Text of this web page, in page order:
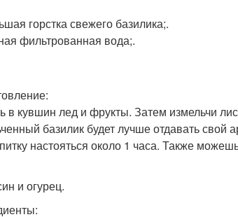
горстка свежего базилика;.
фильтрованная вода;.
в кувшин лед и фрукты. Затем измельчи
базилик будет лучше отдавать
настояться около 1 часа. Также
и огурец.